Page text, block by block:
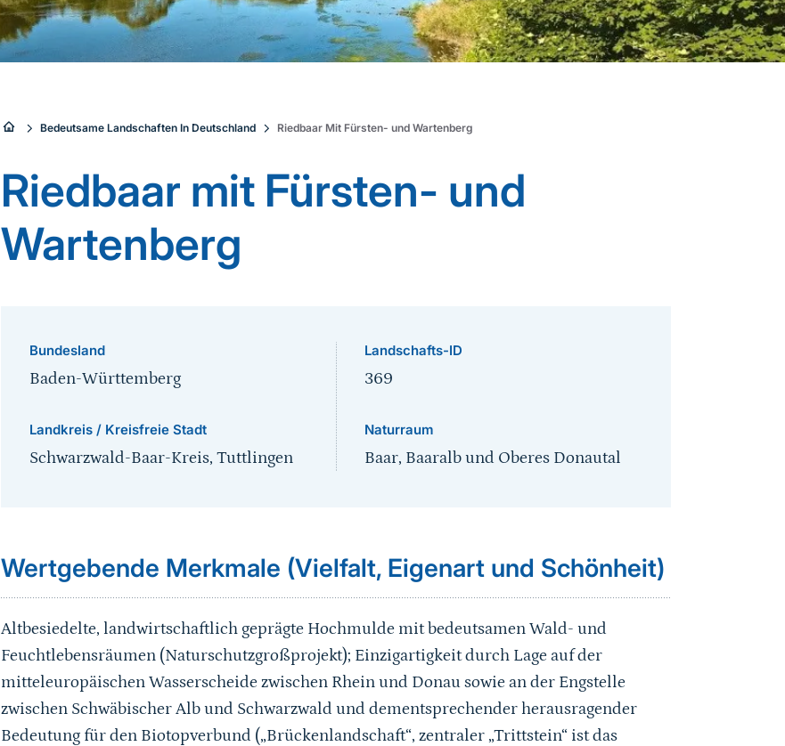
Sie
sind
hier:
Bedeutsame Landschaften In Deutschland Riedbaar Mit Fürsten- und Wartenberg
Riedbaar mit Fürsten- und
Wartenberg
Bundesland
Baden-Württemberg
Landkreis / Kreisfreie Stadt
Schwarzwald-Baar-Kreis, Tuttlingen
Landschafts-ID
369
Naturraum
Baar, Baaralb und Oberes Donautal
Wertgebende Merkmale (Vielfalt, Eigenart und Schönheit)
Altbesiedelte, landwirtschaftlich geprägte Hochmulde mit bedeutsamen Wald- und
Feuchtlebensräumen (Naturschutzgroßprojekt); Einzigartigkeit durch Lage auf der
mitteleuropäischen Wasserscheide zwischen Rhein und Donau sowie an der Engstelle
zwischen Schwäbischer Alb und Schwarzwald und dementsprechender herausragender
Bedeutung für den Biotopverbund („Brückenlandschaft“, zentraler „Trittstein“ ist das